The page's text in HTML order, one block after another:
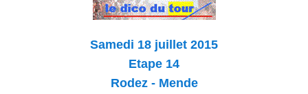
Samedi 18 juillet 2015
Etape 14
Rodez - Mende